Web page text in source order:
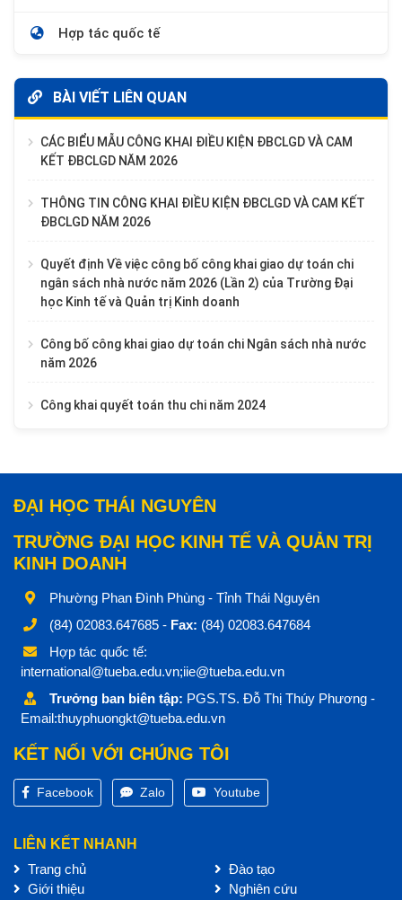
Hợp tác quốc tế
BÀI VIẾT LIÊN QUAN
CÁC BIỂU MẪU CÔNG KHAI ĐIỀU KIỆN ĐBCLGD VÀ CAM
KẾT ĐBCLGD NĂM 2026
THÔNG TIN CÔNG KHAI ĐIỀU KIỆN ĐBCLGD VÀ CAM KẾT
ĐBCLGD NĂM 2026
Quyết định Về việc công bố công khai giao dự toán chi
ngân sách nhà nước năm 2026 (Lần 2) của Trường Đại
học Kinh tế và Quản trị Kinh doanh
Công bố công khai giao dự toán chi Ngân sách nhà nước
năm 2026
Công khai quyết toán thu chi năm 2024
ĐẠI HỌC THÁI NGUYÊN
TRƯỜNG ĐẠI HỌC KINH TẾ VÀ QUẢN TRỊ
KINH DOANH
Phường Phan Đình Phùng - Tỉnh Thái Nguyên
(84) 02083.647685 - Fax: (84) 02083.647684
Hợp tác quốc tế:
international@tueba.edu.vn;iie@tueba.edu.vn
Trưởng ban biên tập: PGS.TS. Đỗ Thị Thúy Phương -
Email:thuyphuongkt@tueba.edu.vn
KẾT NỐI VỚI CHÚNG TÔI
Facebook Zalo Youtube
LIÊN KẾT NHANH
Trang chủ
Giới thiệu
Đào tạo
Nghiên cứu